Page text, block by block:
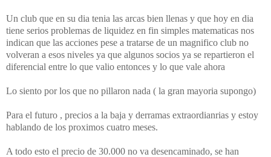
Un club que en su dia tenia las arcas bien llenas y que hoy en dia
tiene serios problemas de liquidez en fin simples matematicas nos
indican que las acciones pese a tratarse de un magnifico club no
volveran a esos niveles ya que algunos socios ya se repartieron el
diferencial entre lo que valio entonces y lo que vale ahora
Lo siento por los que no pillaron nada ( la gran mayoria supongo)
Para el futuro , precios a la baja y derramas extraordianrias y estoy
hablando de los proximos cuatro meses.
A todo esto el precio de 30.000 no va desencaminado, se han